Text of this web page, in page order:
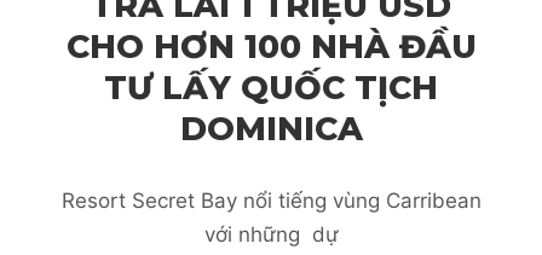
CHO HƠN 100 NHÀ ĐẦU
TƯ LẤY QUỐC TỊCH
DOMINICA
Resort Secret Bay nổi tiếng vùng Carribean
với những dự